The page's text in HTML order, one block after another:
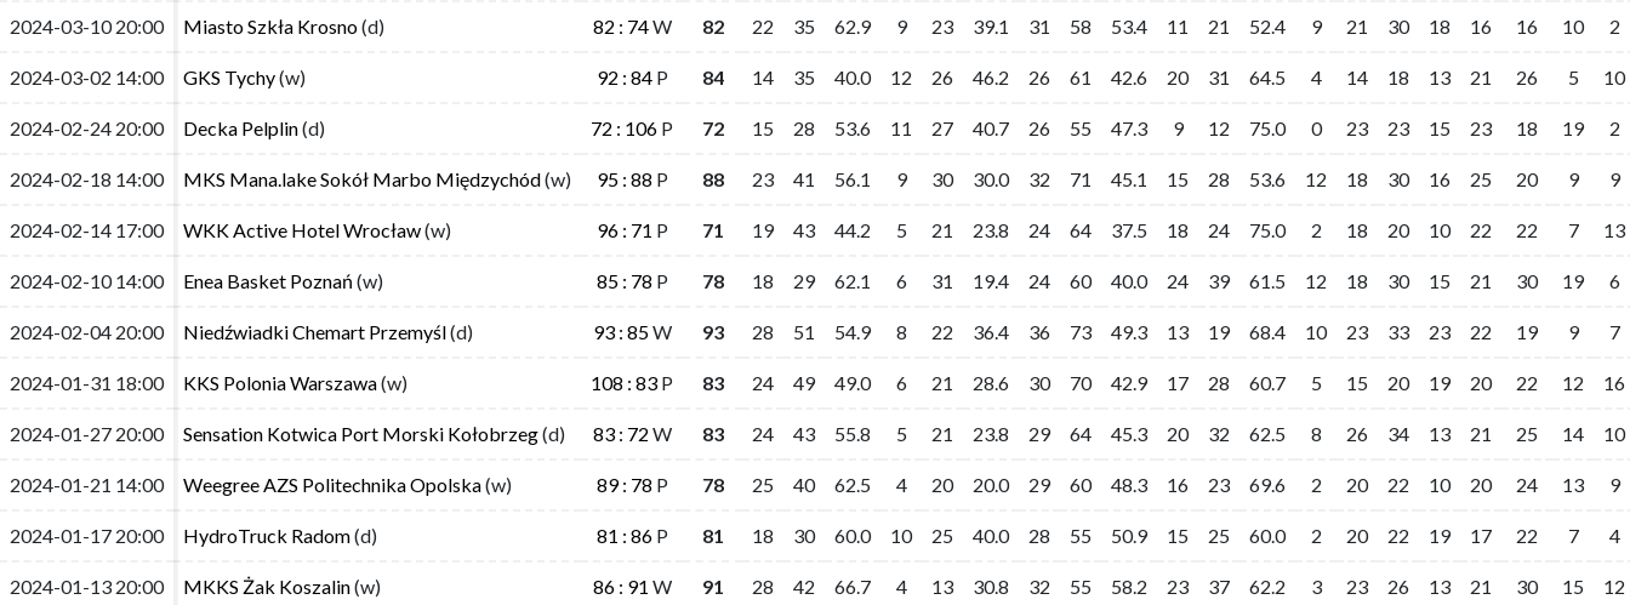
2024-03-10 20:00 Miasto Szkła Krosno(d) 82 : 74W 82 22 35 62.9 9 23 39.1 31 58 53.4 11 21 52.4 9 21 30 18 16 16 10 2
2024-03-02 14:00 GKS Tychy(w) 92 : 84P 84 14 35 40.0 12 26 46.2 26 61 42.6 20 31 64.5 4 14 18 13 21 26 5 10
2024-02-24 20:00 Decka Pelplin(d) 72 : 106 P 72 15 28 53.6 11 27 40.7 26 55 47.3 9 12 75.0 0 23 23 15 23 18 19 2
2024-02-18 14:00 MKS Mana.lake Sokół Marbo Międzychód(w) 95 : 88 P 88 23 41 56.1 9 30 30.0 32 71 45.1 15 28 53.6 12 18 30 16 25 20 9 9
2024-02-14 17:00 WKK Active Hotel Wrocław(w) 96 : 71 P 71 19 43 44.2 5 21 23.8 24 64 37.5 18 24 75.0 2 18 20 10 22 22 7 13
2024-02-10 14:00 Enea Basket Poznań (w) 85 : 78 P 78 18 29 62.1 6 31 19.4 24 60 40.0 24 39 61.5 12 18 30 15 21 30 19 6
2024-02-04 20:00 Niedźwiadki Chemart Przemyśl(d) 93 : 85W 93 28 51 54.9 8 22 36.4 36 73 49.3 13 19 68.4 10 23 33 23 22 19 9 7
2024-01-31 18:00 KKS Polonia Warszawa(w) 108 : 83 P 83 24 49 49.0 6 21 28.6 30 70 42.9 17 28 60.7 5 15 20 19 20 22 12 16
2024-01-27 20:00 Sensation Kotwica Port Morski Kołobrzeg(d) 83 : 72 W 83 24 43 55.8 5 21 23.8 29 64 45.3 20 32 62.5 8 26 34 13 21 25 14 10
2024-01-21 14:00 Weegree AZS Politechnika Opolska(w) 89 : 78 P 78 25 40 62.5 4 20 20.0 29 60 48.3 16 23 69.6 2 20 22 10 20 24 13 9
2024-01-17 20:00 HydroTruck Radom(d) 81 : 86P 81 18 30 60.0 10 25 40.0 28 55 50.9 15 25 60.0 2 20 22 19 17 22 7 4
2024-01-13 20:00 MKKS Żak Koszalin(w) 86 : 91 W 91 28 42 66.7 4 13 30.8 32 55 58.2 23 37 62.2 3 23 26 13 21 30 15 12
2024-03-10 20:00 Miasto Szkła Krosno(d) 82 : 74W 82 22 35 62.9 9 23 39.1 31 58 53.4 11 21 52.4 9 21 30 18 16 16 10 2
2024-03-02 14:00 GKS Tychy(w) 92 : 84P 84 14 35 40.0 12 26 46.2 26 61 42.6 20 31 64.5 4 14 18 13 21 26 5 10
2024-02-24 20:00 Decka Pelplin(d) 72 : 106 P 72 15 28 53.6 11 27 40.7 26 55 47.3 9 12 75.0 0 23 23 15 23 18 19 2
2024-02-18 14:00 MKS Mana.lake Sokół Marbo Międzychód(w) 95 : 88 P 88 23 41 56.1 9 30 30.0 32 71 45.1 15 28 53.6 12 18 30 16 25 20 9 9
2024-02-14 17:00 WKK Active Hotel Wrocław(w) 96 : 71 P 71 19 43 44.2 5 21 23.8 24 64 37.5 18 24 75.0 2 18 20 10 22 22 7 13
2024-02-10 14:00 Enea Basket Poznań (w) 85 : 78 P 78 18 29 62.1 6 31 19.4 24 60 40.0 24 39 61.5 12 18 30 15 21 30 19 6
2024-02-04 20:00 Niedźwiadki Chemart Przemyśl(d) 93 : 85W 93 28 51 54.9 8 22 36.4 36 73 49.3 13 19 68.4 10 23 33 23 22 19 9 7
2024-01-31 18:00 KKS Polonia Warszawa(w) 108 : 83 P 83 24 49 49.0 6 21 28.6 30 70 42.9 17 28 60.7 5 15 20 19 20 22 12 16
2024-01-27 20:00 Sensation Kotwica Port Morski Kołobrzeg(d) 83 : 72 W 83 24 43 55.8 5 21 23.8 29 64 45.3 20 32 62.5 8 26 34 13 21 25 14 10
2024-01-21 14:00 Weegree AZS Politechnika Opolska(w) 89 : 78 P 78 25 40 62.5 4 20 20.0 29 60 48.3 16 23 69.6 2 20 22 10 20 24 13 9
2024-01-17 20:00 HydroTruck Radom(d) 81 : 86P 81 18 30 60.0 10 25 40.0 28 55 50.9 15 25 60.0 2 20 22 19 17 22 7 4
2024-01-13 20:00 MKKS Żak Koszalin(w) 86 : 91 W 91 28 42 66.7 4 13 30.8 32 55 58.2 23 37 62.2 3 23 26 13 21 30 15 12